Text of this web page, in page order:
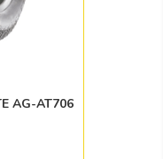
AG-AT706